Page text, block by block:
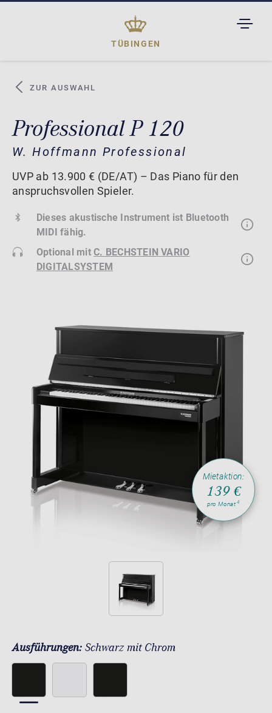
TÜBINGEN
ZUR AUSWAHL
Professional P 120
W. Hoffmann Professional
UVP ab 13.900 € (DE/AT) – Das Piano für den
anspruchsvollen Spieler.
Dieses akustische Instrument ist Bluetooth
MIDI fähig.
Optional mitC. BECHSTEIN VARIO
DIGITALSYSTEM
Mietaktion:
139 €
pro Monat4
Ausführungen: Schwarz mit Chrom